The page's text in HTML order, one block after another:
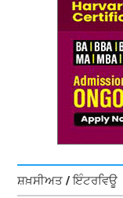
ਸ਼ਖ਼ਸੀਅਤ / ਇੰਟਰਵਿਊ